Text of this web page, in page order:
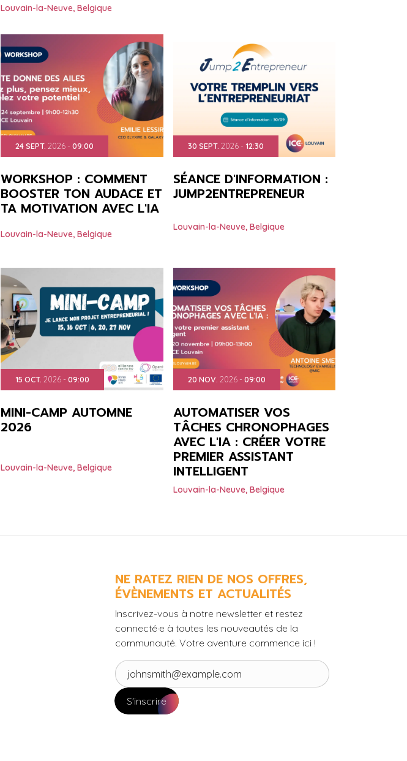
Louvain-la-Neuve, Belgique
24SEPT. 2026 - 09:00
WORKSHOP : COMMENT
BOOSTER TON AUDACE ET
TA MOTIVATION AVEC L'IA
Louvain-la-Neuve, Belgique
30 SEPT. 2026- 12:30
SÉANCE D'INFORMATION :
JUMP2ENTREPRENEUR
Louvain-la-Neuve, Belgique
15 OCT. 2026 - 09:00
MINI-CAMP AUTOMNE
2026
Louvain-la-Neuve, Belgique
20 NOV. 2026- 09:00
AUTOMATISER VOS
TÂCHES CHRONOPHAGES
AVEC L'IA : CRÉER VOTRE
PREMIER ASSISTANT
INTELLIGENT
Louvain-la-Neuve, Belgique
NE RATEZ RIEN DE NOS OFFRES,
ÉVÈNEMENTS ET ACTUALITÉS
Inscrivez-vous à notre newsletter et restez
connecté·e à toutes les nouveautés de la
communauté. Votre aventure commence ici !
S'inscrire